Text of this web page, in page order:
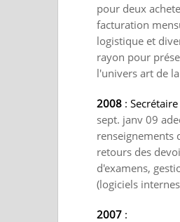
pour deux
facturation
logistique et
rayon pour
l'univers art de
2008 :
sept. janv 09
renseignements
retours des
d'examens,
(logiciels
2007 :